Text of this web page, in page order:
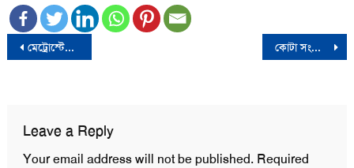
Post
মেট্রোস্টেশনে তাণ্ডব চালানোর ঘটনায় বিচার চাইলেন প্রধানমন্ত্রী কোটা সংস্কার আন্দোলন দমনে প্রাণঘাতী অস্ত্রের ব্যবহার হয়েছে: অ্যামনেস্টি ইন্টারন্যাশনাল
Leave a Reply
Your email address will not be published. Required